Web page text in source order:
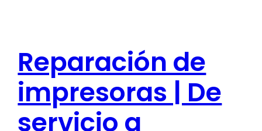
Reparación de
impresoras | De
servicio a